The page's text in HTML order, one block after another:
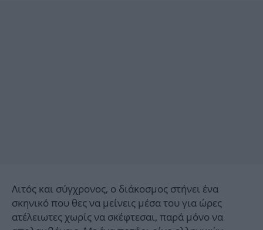
Λιτός και σύγχρονος, ο διάκοσμος στήνει ένα
σκηνικό που θες να μείνεις μέσα του για ώρες
ατέλειωτες χωρίς να σκέφτεσαι, παρά μόνο να